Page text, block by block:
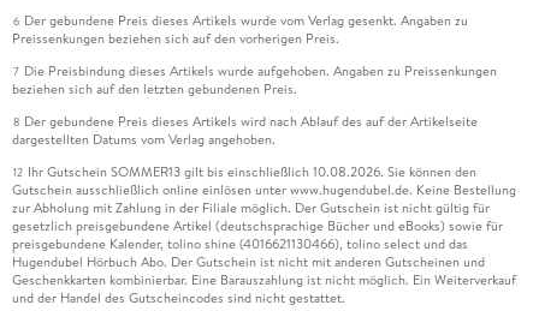
6 Der gebundene Preis dieses Artikels wurde vom Verlag gesenkt. Angaben zu
Preissenkungen beziehen sich auf den vorherigen Preis.
7 Die Preisbindung dieses Artikels wurde aufgehoben. Angaben zu Preissenkungen
beziehen sich auf den letzten gebundenen Preis.
8 Der gebundene Preis dieses Artikels wird nach Ablauf des auf der Artikelseite
dargestellten Datums vom Verlag angehoben.
12 Ihr Gutschein SOMMER13 gilt bis einschließlich 10.08.2026. Sie können den
Gutschein ausschließlich online einlösen unter www.hugendubel.de. Keine Bestellung
zur Abholung mit Zahlung in der Filiale möglich. Der Gutschein ist nicht gültig für
gesetzlich preisgebundene Artikel (deutschsprachige Bücher und eBooks) sowie für
preisgebundene Kalender, tolino shine (4016621130466), tolino select und das
Hugendubel Hörbuch Abo. Der Gutschein ist nicht mit anderen Gutscheinen und
Geschenkkarten kombinierbar. Eine Barauszahlung ist nicht möglich. Ein Weiterverkauf
und der Handel des Gutscheincodes sind nicht gestattet.